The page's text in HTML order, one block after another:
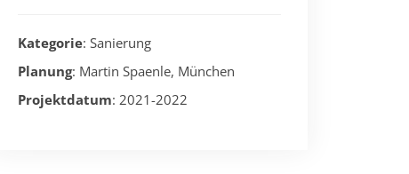
Kategorie: Sanierung
Planung: Martin Spaenle, München
Projektdatum: 2021-2022